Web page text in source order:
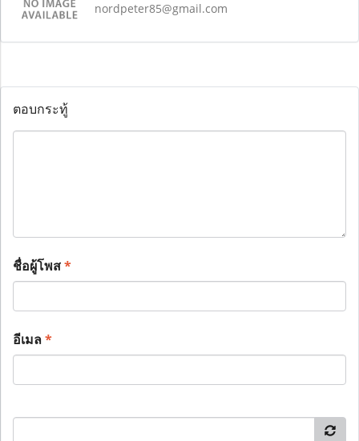
nordpeter85@gmail.com
ตอบกระทู้
ชื่อผู้โพส*
อีเมล*